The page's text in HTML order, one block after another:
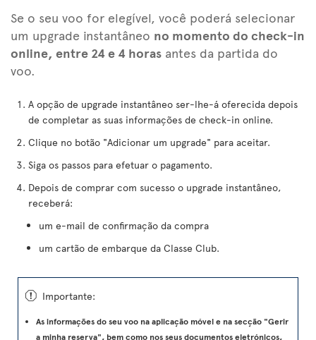
Se o seu voo for elegível, você poderá selecionar
um upgrade instantâneo no momento do check-in
online, entre 24 e 4 horas antes da partida do
voo.
A opção de upgrade instantâneo ser-lhe-á oferecida depois
de completar as suas informações de check-in online.
Clique no botão "Adicionar um upgrade" para aceitar.
Siga os passos para efetuar o pagamento.
Depois de comprar com sucesso o upgrade instantâneo,
receberá:
um e-mail de confirmação da compra
um cartão de embarque da Classe Club.
ü Importante:
As informações do seu voo na aplicação móvel e na secção "Gerir
a minha reserva", bem como nos seus documentos eletrónicos,